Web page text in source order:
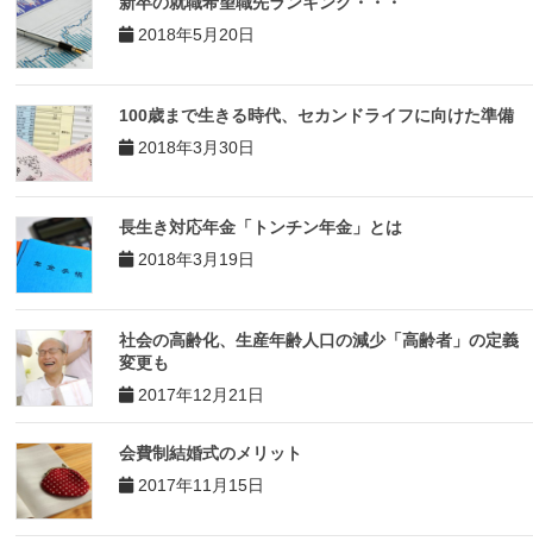
2018年5月20日
100歳まで生きる時代、セカンドライフに向けた準備
2018年3月30日
長生き対応年金「トンチン年金」とは
2018年3月19日
社会の高齢化、生産年齢人口の減少「高齢者」の定義
変更も
2017年12月21日
会費制結婚式のメリット
2017年11月15日